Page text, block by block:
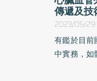
傳遞及
2023/05/29
有鑑於目
中實務，如